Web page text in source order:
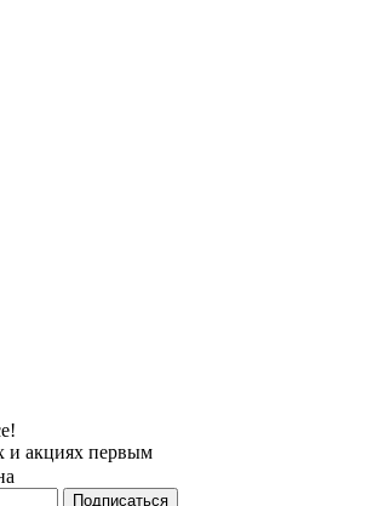
и акциях первым